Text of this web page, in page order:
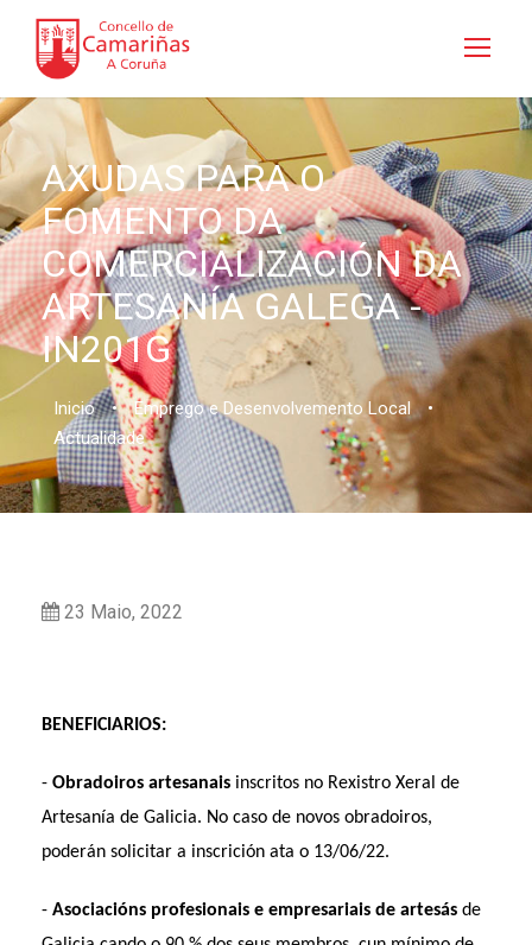
AXUDAS PARA O
FOMENTO DA
COMERCIALIZACIÓN DA
ARTESANÍA GALEGA -
IN201G
Inicio • Emprego e Desenvolvemento Local
•
Actualidade
23 Maio, 2022
BENEFICIARIOS:
- Obradoiros artesanais inscritos no Rexistro Xeral de
Artesanía de Galicia. No caso de novos obradoiros,
poderán solicitar a inscrición ata o 13/06/22.
- Asociacións profesionais e empresariais de artesás de